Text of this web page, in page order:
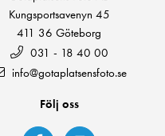
Kungsportsavenyn 45
411 36 Göteborg
031 - 18 40 00
info@gotaplatsensfoto.se
Följ oss